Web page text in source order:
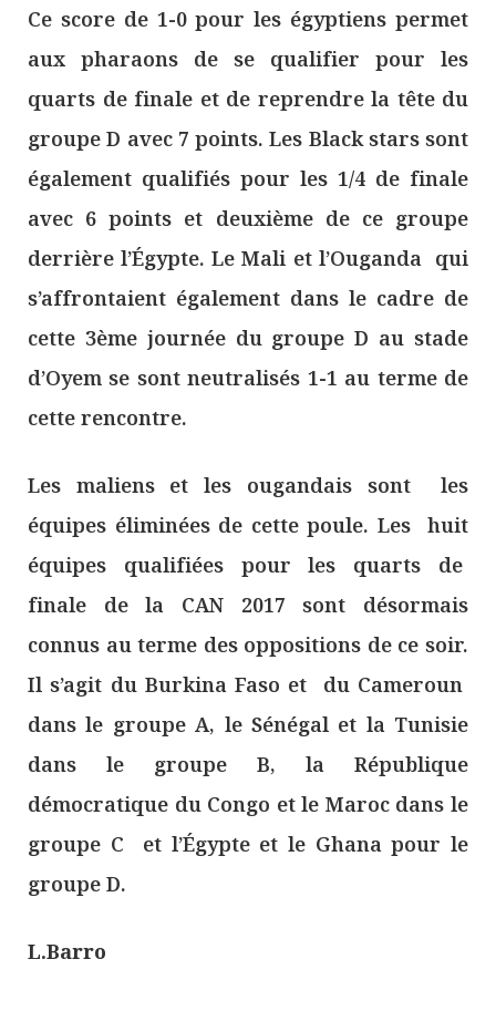
Ce score de 1-0 pour les égyptiens permet
aux pharaons de se qualifier pour les
quarts de finale et de reprendre la tête du
groupe D avec 7 points. Les Black stars sont
également qualifiés pour les 1/4 de finale
avec 6 points et deuxième de ce groupe
derrière l’Égypte. Le Mali et l’Ouganda qui
s’affrontaient également dans le cadre de
cette 3ème journée du groupe D au stade
d’Oyem se sont neutralisés 1-1 au terme de
cette rencontre.
Les maliens et les ougandais sont les
équipes éliminées de cette poule. Les huit
équipes qualifiées pour les quarts de
finale de la CAN 2017 sont désormais
connus au terme des oppositions de ce soir.
Il s’agit du Burkina Faso et du Cameroun
dans le groupe A, le Sénégal et la Tunisie
dans le groupe B, la République
démocratique du Congo et le Maroc dans le
groupe C et l’Égypte et le Ghana pour le
groupe D.
L.Barro